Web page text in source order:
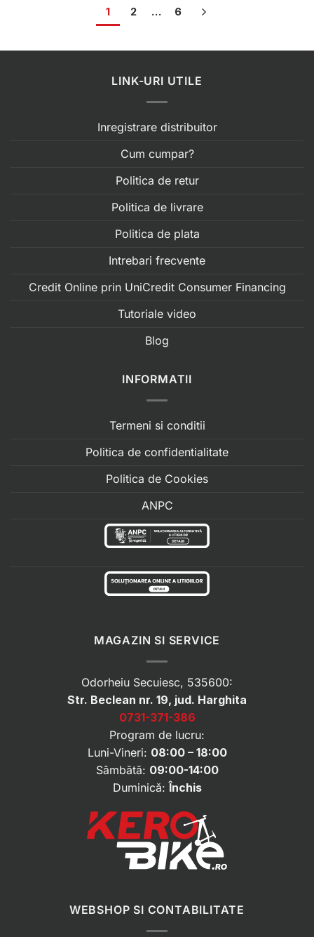
1 2 … 6
LINK-URI UTILE
Inregistrare distribuitor
Cum cumpar?
Politica de retur
Politica de livrare
Politica de plata
Intrebari frecvente
Credit Online prin UniCredit Consumer Financing
Tutoriale video
Blog
INFORMATII
Termeni si conditii
Politica de confidentialitate
Politica de Cookies
ANPC
MAGAZIN SI SERVICE
Odorheiu Secuiesc, 535600:
Str. Beclean nr. 19, jud. Harghita
0731-371-386
Program de lucru:
Luni-Vineri: 08:00 – 18:00
Sâmbătă: 09:00-14:00
Duminică: Închis
WEBSHOP SI CONTABILITATE